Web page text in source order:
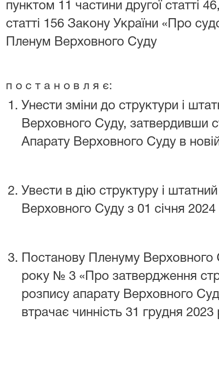
пунктом 11 частини другої статті
статті 156 Закону України «Про
Пленум Верховного Суду
п о с т а н о в л я є:
Унести зміни до структури і
Верховного Суду, затвердивши
Апарату Верховного Суду в новій
Увести в дію структуру і
Верховного Суду з 01 січня 2024
Постанову Пленуму Верховного
року № 3 «Про затвердження
розпису апарату Верховного
втрачає чинність 31 грудня 2023